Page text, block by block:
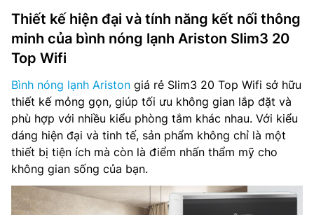
Thiết kế hiện đại và tính năng kết nối thông
minh của bình nóng lạnh Ariston Slim3 20
Top Wifi
Bình nóng lạnh Ariston giá rẻ Slim3 20 Top Wifi sở hữu
thiết kế mỏng gọn, giúp tối ưu không gian lắp đặt và
phù hợp với nhiều kiểu phòng tắm khác nhau. Với kiểu
dáng hiện đại và tinh tế, sản phẩm không chỉ là một
thiết bị tiện ích mà còn là điểm nhấn thẩm mỹ cho
không gian sống của bạn.